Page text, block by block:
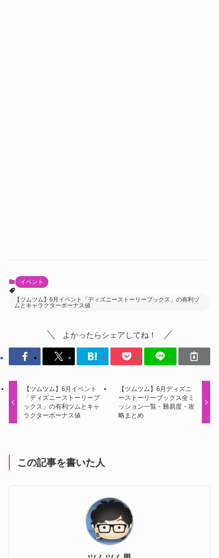
イベント
【ツムツム】6月イベント「ディズニーストーリーブックス」の有利ツ
ムとキャラクターボーナス値
よかったらシェアしてね！
【ツムツム】6月イベント
「ディズニーストーリーブ
ックス」の有利ツムとキャ
ラクターボーナス値
【ツムツム】6月ディズニ
ーストーリーブックス全ミ
ッション一覧・難易度・攻
略まとめ
この記事を書いた人